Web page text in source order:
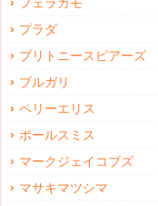
フェラガモ
プラダ
ブリトニースピアーズ
ブルガリ
ペリーエリス
ポールスミス
マークジェイコブズ
マサキマツシマ